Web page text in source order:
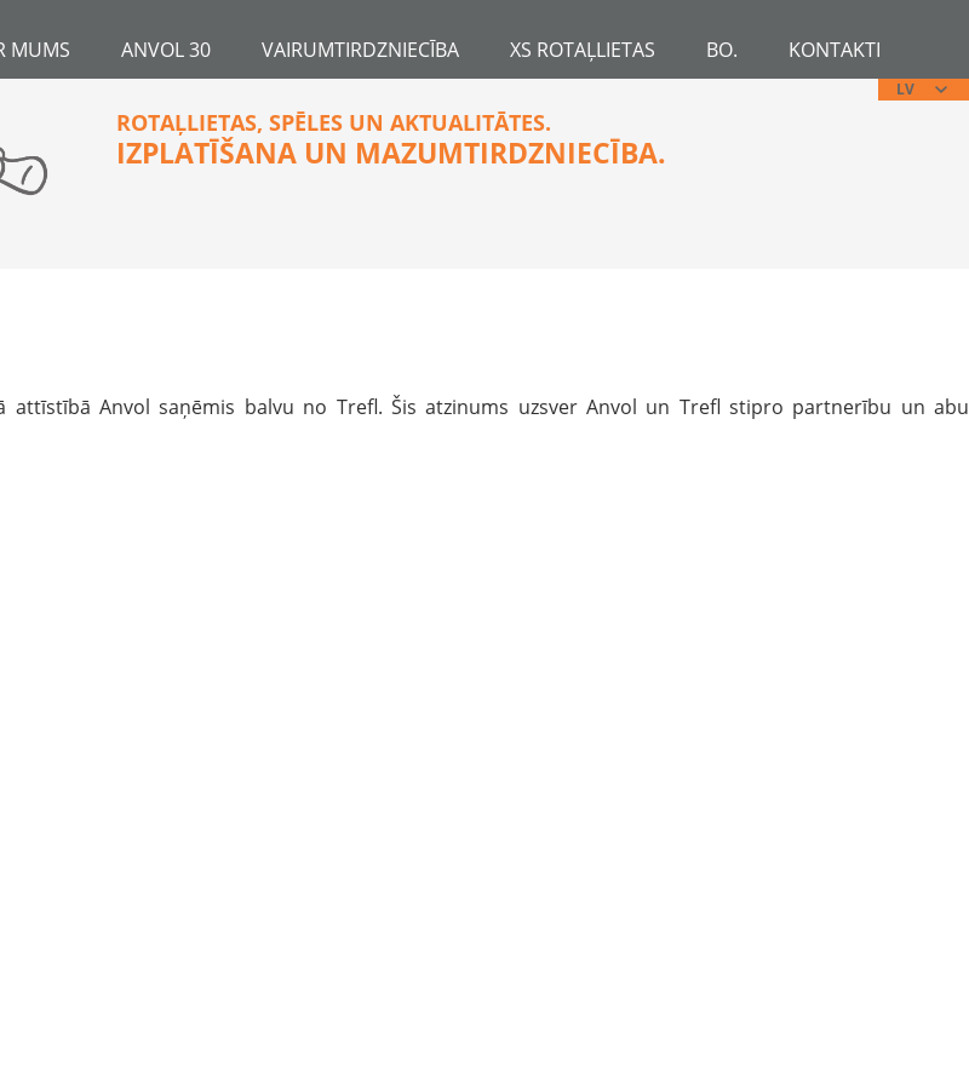
MUMS ANVOL 30 VAIRUMTIRDZNIECĪBA XS ROTAĻLIETAS BO. KONTAKTI
LV
ROTAĻLIETAS, SPĒLES UN AKTUALITĀTES.
IZPLATĪŠANA UN MAZUMTIRDZNIECĪBA.
attīstībā Anvol saņēmis balvu no Trefl. Šis atzinums uzsver Anvol un Trefl stipro partnerību un abu